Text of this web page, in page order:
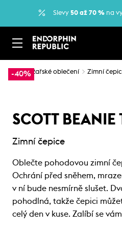
Slevy 50 až 70 % na
-40%
… Lyžařské oblečení Zimní
SCOTT BEANIE
Zimní čepice
Oblečte pohodovou zimní
Ochrání před sněhem,
v ní bude nesmírně slušet.
pohodlná, takže čepici
celý den v kuse. Zalíbí se